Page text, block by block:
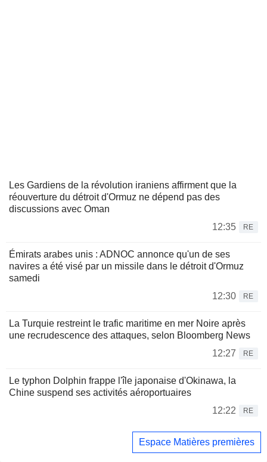
Les Gardiens de la révolution iraniens affirment que la
réouverture du détroit d'Ormuz ne dépend pas des
discussions avec Oman
12:35
RE
Émirats arabes unis : ADNOC annonce qu'un de ses
navires a été visé par un missile dans le détroit d'Ormuz
samedi
12:30
RE
La Turquie restreint le trafic maritime en mer Noire après
une recrudescence des attaques, selon Bloomberg News
12:27
RE
Le typhon Dolphin frappe l'île japonaise d'Okinawa, la
Chine suspend ses activités aéroportuaires
12:22
RE
Espace Matières premières